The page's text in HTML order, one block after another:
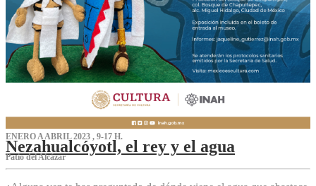
ENERO A ABRIL 2023 , 9-17 H.
Nezahualcóyotl, el rey y el agua
Patio del Alcázar